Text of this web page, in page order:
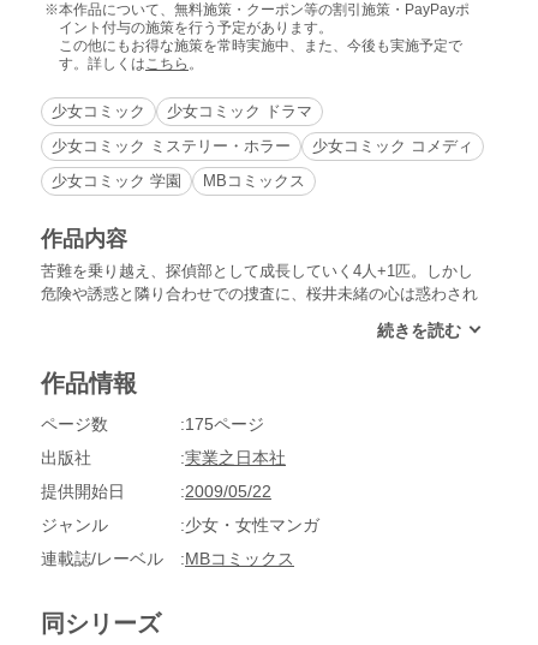
本作品について、無料施策・クーポン等の割引施策・PayPayポ
イント付与の施策を行う予定があります。
この他にもお得な施策を常時実施中、また、今後も実施予定で
す。詳しくはこちら 。
少女コミック
少女コミック ドラマ
少女コミック ミステリー・ホラー
少女コミック コメディ
少女コミック 学園
MBコミックス
作品内容
苦難を乗り越え、探偵部として成長していく4人+1匹。しかし
危険や誘惑と隣り合わせでの捜査に、桜井未緒の心は惑わされ
ファンレターに、その差出人を捜してほしい、という依頼を受
が掴めない。そんななか、まひろが事件の首謀者に狙われ
だけ進展する（？）第15話「彼氏、彼女」のほか、暁と未緒の
微妙な恋心を描いた第16話「BLACKPARTY」、強面教師・刈
未緒が破局（!?）最終話「きみのために」の4編を収録。冴え
る推理とチームワーク、恋の行方も見逃せない「純情！鈴鳴学
作品情報
ページ数
175ページ
出版社
実業之日本社
提供開始日
2009/05/22
ジャンル
少女・女性マンガ
連載誌/レーベル
MBコミックス
同シリーズ